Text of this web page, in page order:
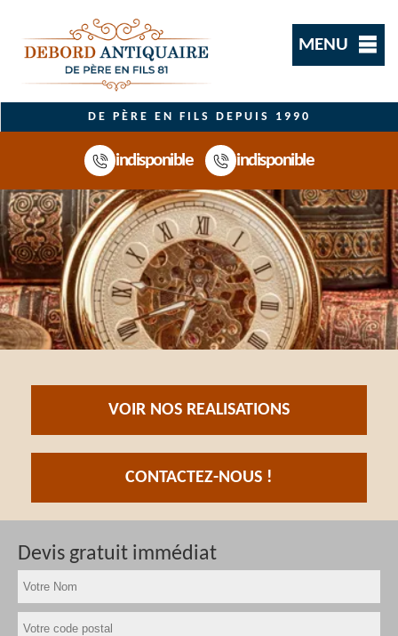
MENU
DE PÈRE EN FILS DEPUIS 1990
indisponible indisponible
VOIR NOS REALISATIONS
CONTACTEZ-NOUS !
Devis gratuit immédiat